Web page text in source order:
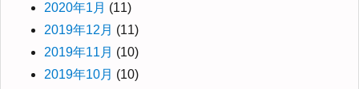
2020年1月 (11)
2019年12月 (11)
2019年11月 (10)
2019年10月 (10)